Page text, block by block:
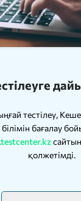
тестілеу,
білімін бағалау
қолжетімді.